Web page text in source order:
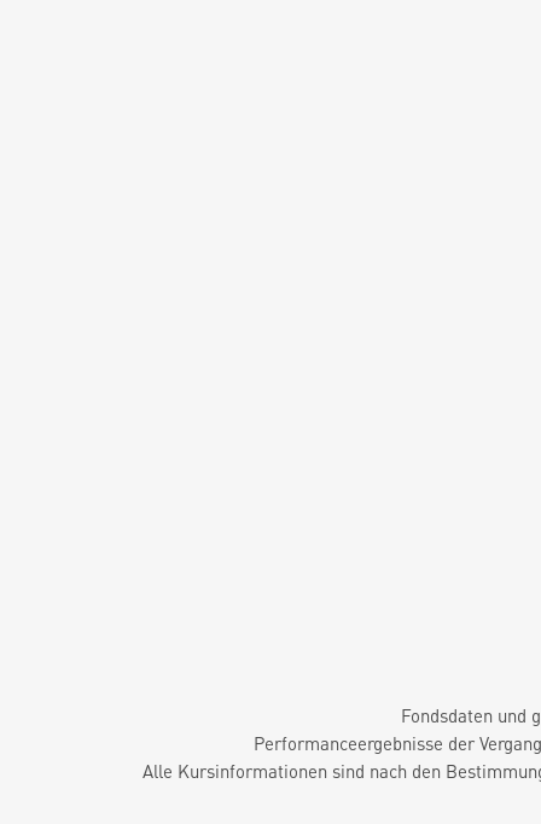
Fondsdaten und
Performanceergebnisse der
Alle Kursinformationen sind nach den